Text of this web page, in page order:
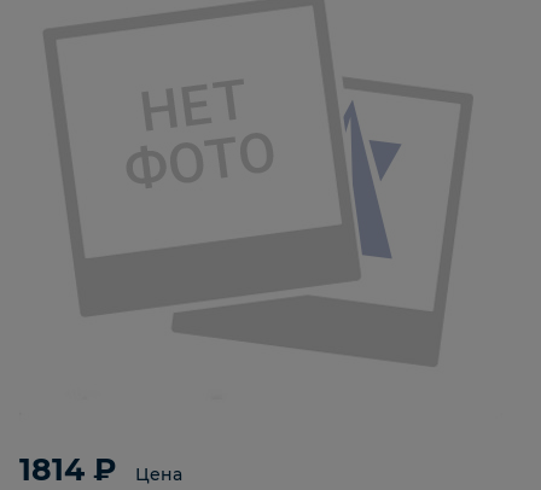
1814 ₽ Цена